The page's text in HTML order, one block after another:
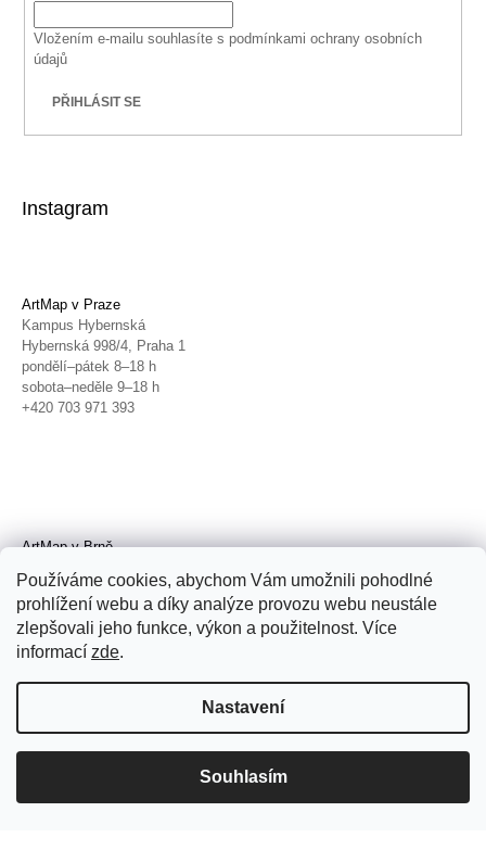
Používáme cookies, abychom Vám umožnili pohodlné
prohlížení webu a díky analýze provozu webu neustále
zlepšovali jeho funkce, výkon a použitelnost. Více
informací zde.
Nastavení
Souhlasím
Vložením e-mailu souhlasíte s podmínkami ochrany osobních
údajů
PŘIHLÁSIT SE
Instagram
ArtMap v Praze
Kampus Hybernská
Hybernská 998/4, Praha 1
pondělí–pátek 8–18 h
sobota–neděle 9–18 h
+420 703 971 393
ArtMap v Brně
Radnická 4, Brno
úterý–pátek 11–19 h
sobota 14–19 h
+420 702 152 298